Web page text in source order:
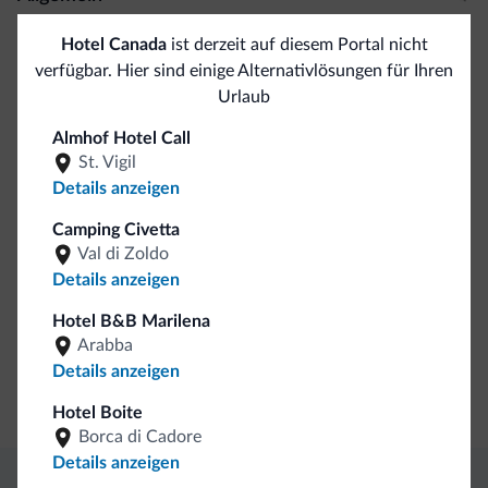
Klimaanlage
Safe
Englisch
Deutsch
Business
Kongresshalle
Bezahlungen
Hotel Canadaist derzeit auf diesem Portal nicht
verfügbar. Hier sind einige Alternativlösungen für Ihren
Urlaub
Almhof Hotel Call
St. Vigil
Details anzeigen
Camping Civetta
Val di Zoldo
Details anzeigen
Hotel B&B Marilena
Arabba
Details anzeigen
Hotel Boite
Borca di Cadore
Details anzeigen